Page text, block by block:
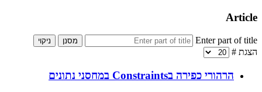
Article
Enter part of title מסנן ניקוי
הצגת #
הרהורי כפירה בConstraints במחסני נתונים